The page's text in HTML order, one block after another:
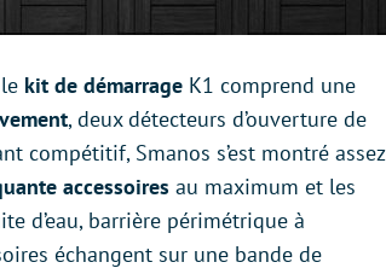
kit de démarrage K1 comprend une
, deux détecteurs d’ouverture de
compétitif, Smanos s’est montré assez
accessoires au maximum et les
d’eau, barrière périmétrique à
échangent sur une bande de